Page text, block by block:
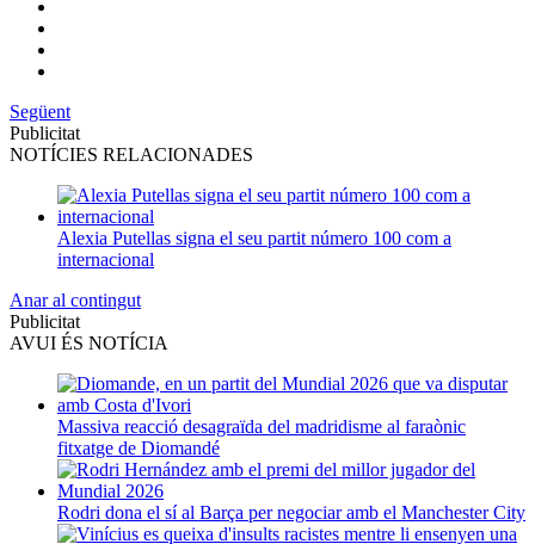
Següent
Publicitat
NOTÍCIES RELACIONADES
Alexia Putellas signa el seu partit número 100 com a
internacional
Anar al contingut
Publicitat
AVUI ÉS NOTÍCIA
Massiva reacció desagraïda del madridisme al faraònic
fitxatge de Diomandé
Rodri dona el sí al Barça per negociar amb el Manchester City